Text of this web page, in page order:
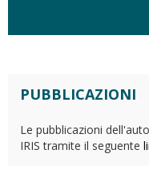
PUBBLICAZIONI
Le pubblicazioni
IRIS tramite il seguente